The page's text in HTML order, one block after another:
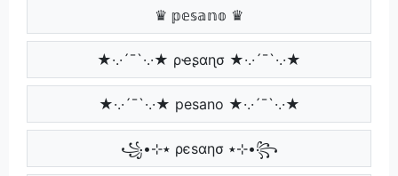
♛ 𝕡𝕖𝕤𝕒𝕟𝕠 ♛
★·.·´¯`·.·★ ρҽʂαɳσ ★·.·´¯`·.·★
★·.·´¯`·.·★ pesano ★·.·´¯`·.·★
꧁•⊹٭ ρєѕαησ ٭⊹•꧂